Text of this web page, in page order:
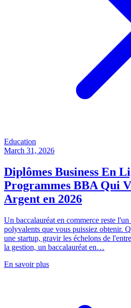
Education
March 31, 2026
Diplômes Business En
Programmes BBA Qui
Argent en 2026
Un baccalauréat en commerce reste
polyvalents que vous puissiez obtenir.
une startup, gravir les échelons de
la gestion, un baccalauréat en…
En savoir plus